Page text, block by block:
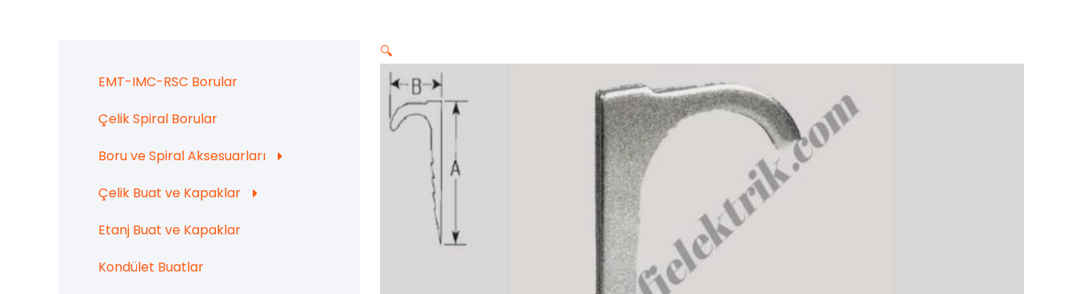
EMT-IMC-RSC Borular
Çelik Spiral Borular
Boru ve Spiral Aksesuarları
Çelik Buat ve Kapaklar
Etanj Buat ve Kapaklar
Kondület Buatlar
🔍